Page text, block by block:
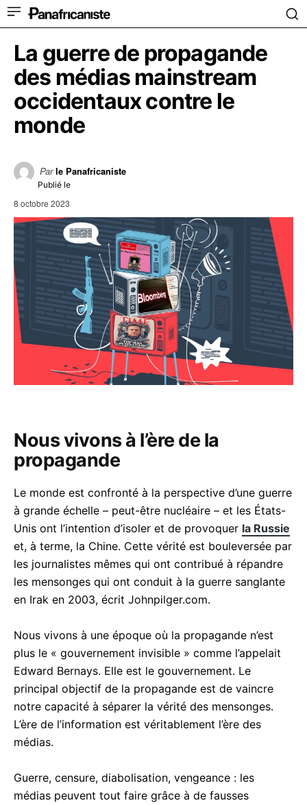
La guerre de propagande
des médias mainstream
occidentaux contre le
monde
Par le Panafricaniste
Publié le
8 octobre 2023
Messenger
Nous vivons à l’ère de la
propagande
Le monde est confronté à la perspective d’une guerre
à grande échelle – peut-être nucléaire – et les États-
Unis ont l’intention d’isoler et de provoquer la Russie
et, à terme, la Chine. Cette vérité est bouleversée par
les journalistes mêmes qui ont contribué à répandre
les mensonges qui ont conduit à la guerre sanglante
en Irak en 2003, écrit Johnpilger.com.
Nous vivons à une époque où la propagande n’est
plus le « gouvernement invisible » comme l’appelait
Edward Bernays. Elle est le gouvernement. Le
principal objectif de la propagande est de vaincre
notre capacité à séparer la vérité des mensonges.
L’ère de l’information est véritablement l’ère des
médias.
Guerre, censure, diabolisation, vengeance : les
médias peuvent tout faire grâce à de fausses